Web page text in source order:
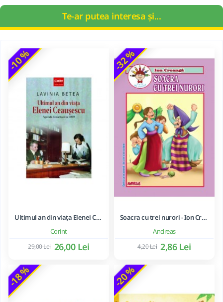
Te-ar putea interesa și...
-10 %
Corint
Ultimul an din viața Elenei Ceaușescu - LAVINIA BETEA
26,00 Lei
29,00 Lei
-32 %
Andreas
Soacra cu trei nurori - Ion Creanga
2,86 Lei
4,20 Lei
-18 % -20 %